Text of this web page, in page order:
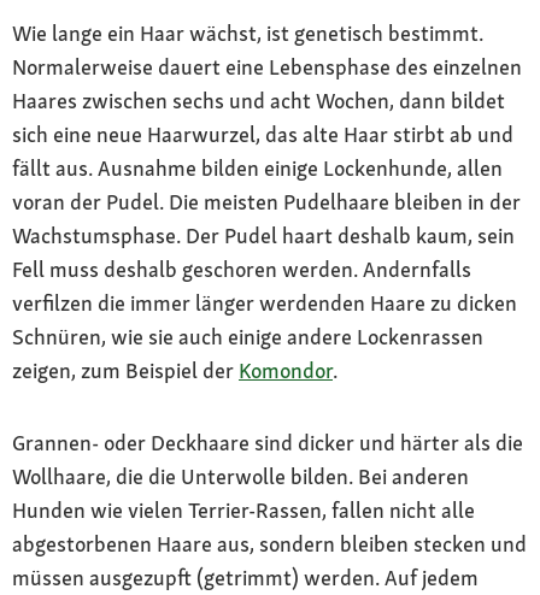
Wie lange ein Haar wächst, ist genetisch bestimmt.
Normalerweise dauert eine Lebensphase des einzelnen
Haares zwischen sechs und acht Wochen, dann bildet
sich eine neue Haarwurzel, das alte Haar stirbt ab und
fällt aus. Ausnahme bilden einige Lockenhunde, allen
voran der Pudel. Die meisten Pudelhaare bleiben in der
Wachstumsphase. Der Pudel haart deshalb kaum, sein
Fell muss deshalb geschoren werden. Andernfalls
verfilzen die immer länger werdenden Haare zu dicken
Schnüren, wie sie auch einige andere Lockenrassen
zeigen, zum Beispiel der Komondor.
Grannen- oder Deckhaare sind dicker und härter als die
Wollhaare, die die Unterwolle bilden. Bei anderen
Hunden wie vielen Terrier-Rassen, fallen nicht alle
abgestorbenen Haare aus, sondern bleiben stecken und
müssen ausgezupft (getrimmt) werden. Auf jedem